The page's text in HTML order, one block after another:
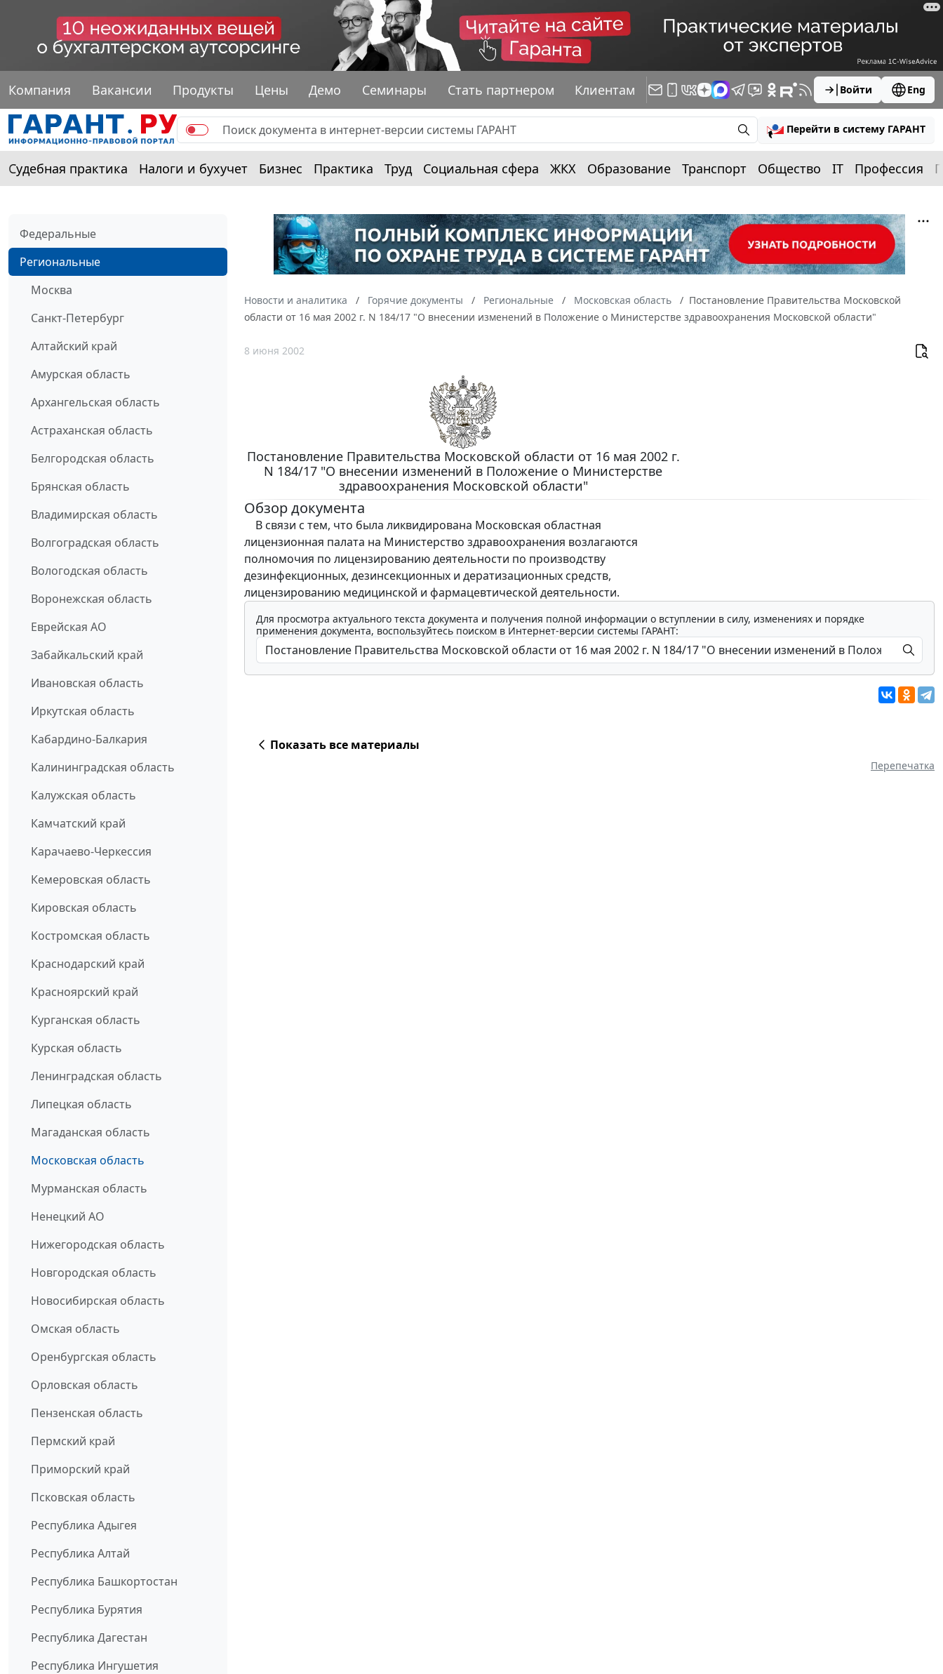
Компания Вакансии Продукты Цены Демо Семинары Стать партнером Клиентам Войти Eng
Перейти в систему ГАРАНТ
Судебная практика Налоги и бухучет Бизнес Практика Труд Социальная сфера ЖКХ Образование Транспорт Общество IT Профессия
Федеральные
Региональные
Москва
Санкт-Петербург
Алтайский край
Амурская область
Архангельская область
Астраханская область
Белгородская область
Брянская область
Владимирская область
Волгоградская область
Вологодская область
Воронежская область
Еврейская АО
Забайкальский край
Ивановская область
Иркутская область
Кабардино-Балкария
Калининградская область
Калужская область
Камчатский край
Карачаево-Черкессия
Кемеровская область
Кировская область
Костромская область
Краснодарский край
Красноярский край
Курганская область
Курская область
Ленинградская область
Липецкая область
Магаданская область
Московская область
Мурманская область
Ненецкий АО
Нижегородская область
Новгородская область
Новосибирская область
Омская область
Оренбургская область
Орловская область
Пензенская область
Пермский край
Приморский край
Псковская область
Республика Адыгея
Республика Алтай
Республика Башкортостан
Республика Бурятия
Республика Дагестан
Республика Ингушетия
Новости и аналитика Горячие документы Региональные Московская область
Постановление Правительства Московской
области от 16 мая 2002 г. N 184/17 "О внесении изменений в Положение о Министерстве здравоохранения Московской области"
8 июня 2002
Постановление Правительства Московской области от 16 мая 2002 г.
N 184/17 "О внесении изменений в Положение о Министерстве
здравоохранения Московской области"
Обзор документа
В связи с тем, что была ликвидирована Московская областная
лицензионная палата на Министерство здравоохранения возлагаются
полномочия по лицензированию деятельности по производству
дезинфекционных, дезинсекционных и дератизационных средств,
лицензированию медицинской и фармацевтической деятельности.
Для просмотра актуального текста документа и получения полной информации о вступлении в силу, изменениях и порядке
применения документа, воспользуйтесь поиском в Интернет-версии системы ГАРАНТ:
Показать все материалы
Перепечатка